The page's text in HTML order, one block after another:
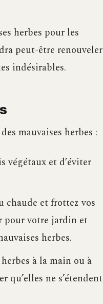
herbes pour les
peut-être renouveler
indésirables.
mauvaises herbes :
végétaux et d’éviter
chaude et frottez vos
pour votre jardin et
herbes.
à la main ou à
qu’elles ne s’étendent